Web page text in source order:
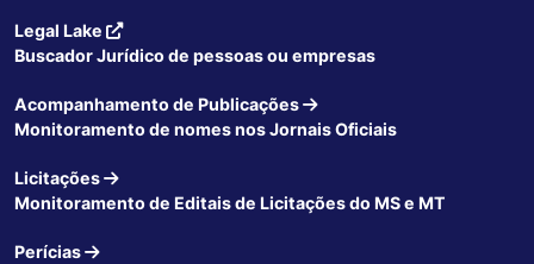
Legal Lake
Buscador Jurídico de pessoas ou empresas
Acompanhamento de Publicações
Monitoramento de nomes nos Jornais Oficiais
Licitações
Monitoramento de Editais de Licitações do MS e MT
Perícias